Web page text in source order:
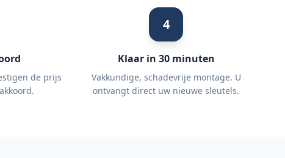
de prijs
4
Klaar in 30 minuten
Vakkundige, schadevrije montage. U
ontvangt direct uw nieuwe sleutels.